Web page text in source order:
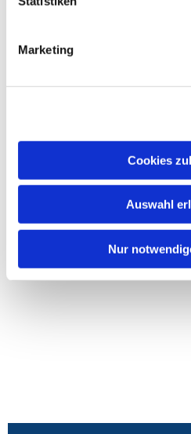
Marketing
Cookies
Auswahl
Nur